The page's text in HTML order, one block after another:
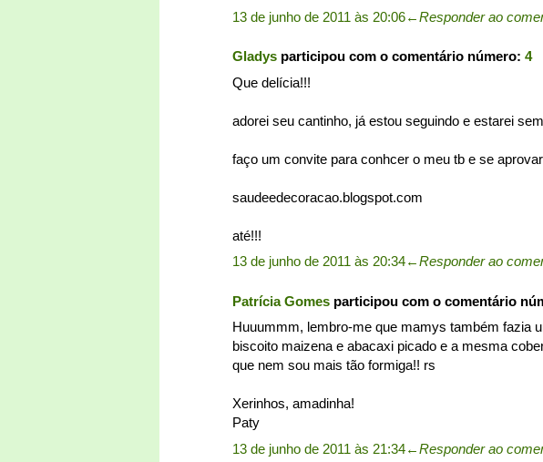
13 de junho de 2011 às 20:06←Responder ao
Gladys participou com o comentário número: 4
Que delícia!!!
adorei seu cantinho, já estou seguindo e estarei
faço um convite para conhcer o meu tb e se
saudeedecoracao.blogspot.com
até!!!
13 de junho de 2011 às 20:34←Responder ao
Patrícia Gomes participou com o comentário
Huuummm, lembro-me que mamys também fazia
biscoito maizena e abacaxi picado e a mesma
que nem sou mais tão formiga!! rs
Xerinhos, amadinha!
Paty
13 de junho de 2011 às 21:34←Responder ao